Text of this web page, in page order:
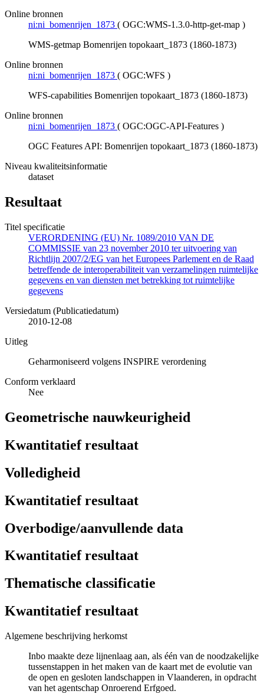
Online bronnen
ni:ni_bomenrijen_1873 ( OGC:WMS-1.3.0-http-get-map )
WMS-getmap Bomenrijen topokaart_1873 (1860-1873)
Online bronnen
ni:ni_bomenrijen_1873 ( OGC:WFS )
WFS-capabilities Bomenrijen topokaart_1873 (1860-1873)
Online bronnen
ni:ni_bomenrijen_1873 ( OGC:OGC-API-Features )
OGC Features API: Bomenrijen topokaart_1873 (1860-1873)
Niveau kwaliteitsinformatie
dataset
Resultaat
Titel specificatie
VERORDENING (EU) Nr. 1089/2010 VAN DE
COMMISSIE van 23 november 2010 ter uitvoering van
Richtlijn 2007/2/EG van het Europees Parlement en de Raad
betreffende de interoperabiliteit van verzamelingen ruimtelijke
gegevens en van diensten met betrekking tot ruimtelijke
gegevens
Versiedatum (Publicatiedatum)
2010-12-08
Uitleg
Geharmoniseerd volgens INSPIRE verordening
Conform verklaard
Nee
Geometrische nauwkeurigheid
Kwantitatief resultaat
Volledigheid
Kwantitatief resultaat
Overbodige/aanvullende data
Kwantitatief resultaat
Thematische classificatie
Kwantitatief resultaat
Algemene beschrijving herkomst
Inbo maakte deze lijnenlaag aan, als één van de noodzakelijke
tussenstappen in het maken van de kaart met de evolutie van
de open en gesloten landschappen in Vlaanderen, in opdracht
van het agentschap Onroerend Erfgoed.